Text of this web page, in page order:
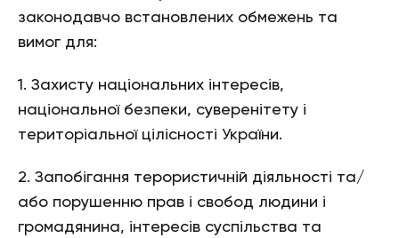
законодавчо встановлених обмежень та
вимог для:
1. Захисту національних інтересів,
національної безпеки, суверенітету і
територіальної цілісності України.
2. Запобігання терористичній діяльності та/
або порушенню прав і свобод людини і
громадянина, інтересів суспільства та